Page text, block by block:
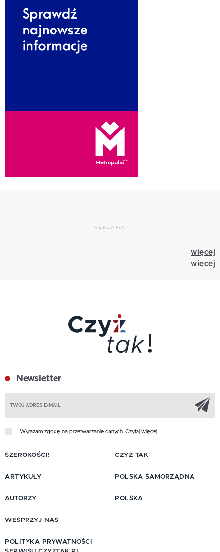
REKLAMA
więcej
więcej
Newsletter
Wyrażam zgodę na przetwarzanie danych. Czytaj więcej
SZEROKOŚCI!
ARTYKUŁY
AUTORZY
CZYŻ TAK
POLSKA SAMORZĄDNA
POLSKA
WESPRZYJ NAS
POLITYKA PRYWATNOŚCI